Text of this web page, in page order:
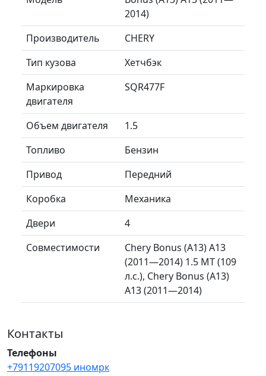
2014)
Производитель
CHERY
Тип кузова
Хетчбэк
Маркировка
двигателя
SQR477F
Объем двигателя
1.5
Топливо
Бензин
Привод
Передний
Коробка
Механика
Двери
4
Совместимости
Chery Bonus (A13) A13
(2011—2014) 1.5 MT (109
л.с.), Chery Bonus (A13)
A13 (2011—2014)
Контакты
Телефоны
+79119207095 иномрк